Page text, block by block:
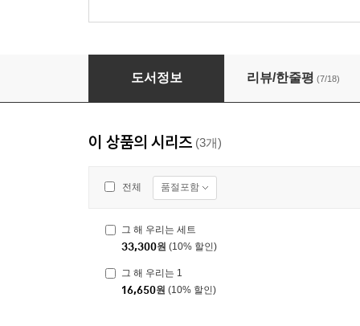
그 해 우리는 2
도서정보 리뷰/한줄평 (7/18)
이 상품의 시리즈 (3개)
전체 품절포함
그 해 우리는 세트
33,300원 (10% 할인)
그 해 우리는 1
16,650원 (10% 할인)